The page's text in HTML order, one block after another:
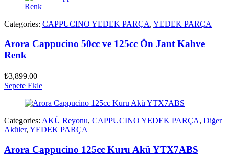
Categories: CAPPUCINO YEDEK PARÇA, YEDEK PARÇA
Arora Cappucino 50cc ve 125cc Ön Jant Kahve
Renk
₺3,899.00
Sepete Ekle
Categories: AKÜ Reyonu, CAPPUCINO YEDEK PARÇA, Diğer
Aküler, YEDEK PARÇA
Arora Cappucino 125cc Kuru Akü YTX7ABS